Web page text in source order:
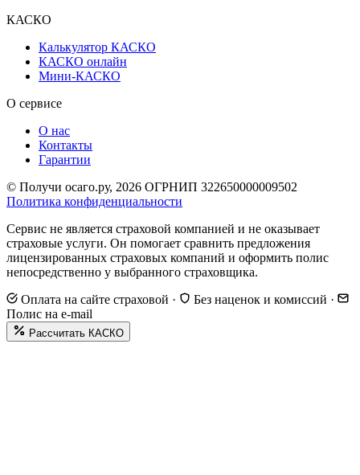
КАСКО
Калькулятор КАСКО
КАСКО онлайн
Мини-КАСКО
О сервисе
О нас
Контакты
Гарантии
© Получи осаго.ру, 2026 ОГРНИП 322650000009502
Политика конфиденциальности
Сервис не является страховой компанией и не оказывает
страховые услуги. Он помогает сравнить предложения
лицензированных страховых компаний и оформить полис
непосредственно у выбранного страховщика.
Оплата на сайте страховой · Без наценок и комиссий ·
Полис на e-mail
Рассчитать КАСКО